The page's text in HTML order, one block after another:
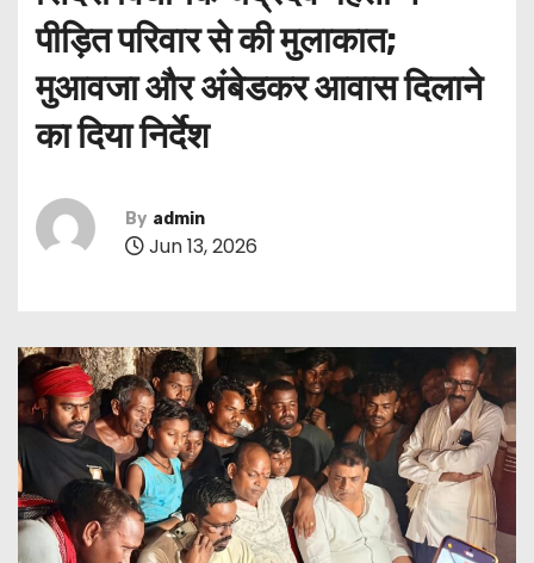
पीड़ित परिवार से की मुलाकात;
मुआवजा और अंबेडकर आवास दिलाने
का दिया निर्देश
By admin
Jun 13, 2026